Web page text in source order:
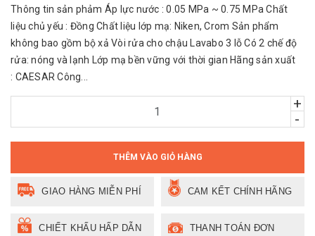
Thông tin sản phảm Áp lực nước : 0.05 MPa ~ 0.75 MPa Chất
liệu chủ yếu : Đồng Chất liệu lớp mạ: Niken, Crom Sản phẩm
không bao gồm bộ xả Vòi rửa cho chậu Lavabo 3 lỗ Có 2 chế độ
rửa: nóng và lạnh Lớp mạ bền vững với thời gian Hãng sản xuất
: CAESAR Công...
+
-
THÊM VÀO GIỎ HÀNG
GIAO HÀNG MIỄN PHÍ CAM KẾT CHÍNH HÃNG
CHIẾT KHẤU HẤP DẪN
THANH TOÁN ĐƠN